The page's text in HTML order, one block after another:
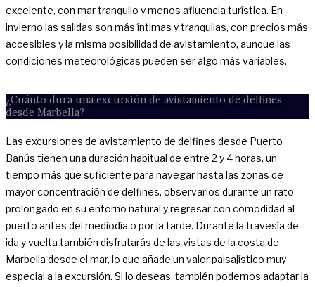
excelente, con mar tranquilo y menos afluencia turística. En
invierno las salidas son más íntimas y tranquilas, con precios más
accesibles y la misma posibilidad de avistamiento, aunque las
condiciones meteorológicas pueden ser algo más variables.
¿Cuánto dura una excursión de avistamiento de delfines
desde Marbella?
Las excursiones de avistamiento de delfines desde Puerto
Banús tienen una duración habitual de entre 2 y 4 horas, un
tiempo más que suficiente para navegar hasta las zonas de
mayor concentración de delfines, observarlos durante un rato
prolongado en su entorno natural y regresar con comodidad al
puerto antes del mediodía o por la tarde. Durante la travesía de
ida y vuelta también disfrutarás de las vistas de la costa de
Marbella desde el mar, lo que añade un valor paisajístico muy
especial a la excursión. Si lo deseas, también podemos adaptar la